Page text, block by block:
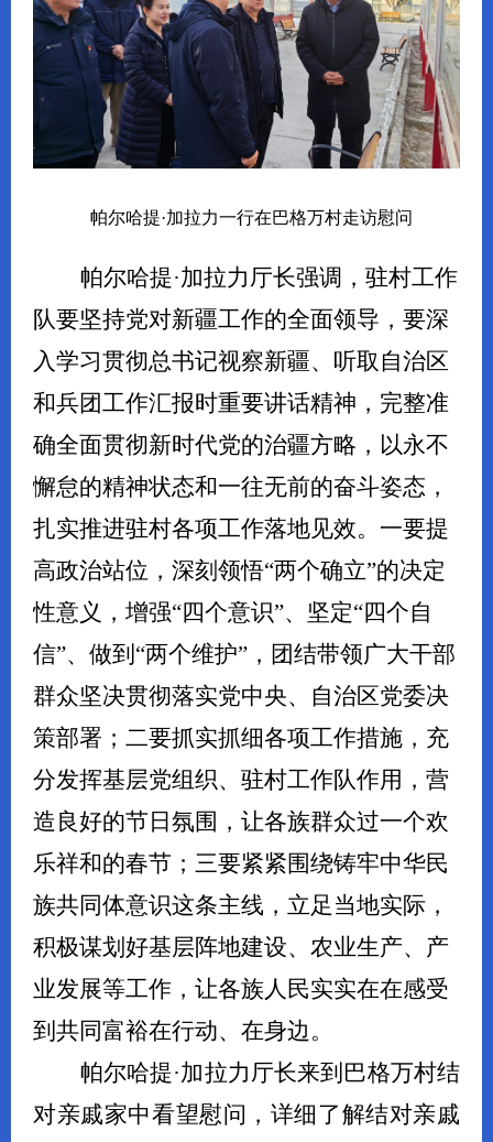
帕尔哈提·加拉力一行在巴格万村走访慰问
帕尔哈提·加拉力厅长强调，驻村工作
队要坚持党对新疆工作的全面领导，要深
入学习贯彻总书记视察新疆、听取自治区
和兵团工作汇报时重要讲话精神，完整准
确全面贯彻新时代党的治疆方略，以永不
懈怠的精神状态和一往无前的奋斗姿态，
扎实推进驻村各项工作落地见效。一要提
高政治站位，深刻领悟“两个确立”的决定
性意义，增强“四个意识”、坚定“四个自
信”、做到“两个维护”，团结带领广大干部
群众坚决贯彻落实党中央、自治区党委决
策部署；二要抓实抓细各项工作措施，充
分发挥基层党组织、驻村工作队作用，营
造良好的节日氛围，让各族群众过一个欢
乐祥和的春节；三要紧紧围绕铸牢中华民
族共同体意识这条主线，立足当地实际，
积极谋划好基层阵地建设、农业生产、产
业发展等工作，让各族人民实实在在感受
到共同富裕在行动、在身边。
帕尔哈提·加拉力厅长来到巴格万村结
对亲戚家中看望慰问，详细了解结对亲戚